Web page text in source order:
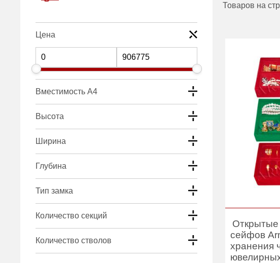
Цена
Вместимость А4
Высота
Ширина
Глубина
Тип замка
Количество секций
Количество стволов
Товаров на
Открытые
сейфов
хранения